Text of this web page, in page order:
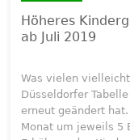
Höheres
ab Juli 2019
Was vielen
Düsseldorfer
erneut geändert
Monat um jeweils 5